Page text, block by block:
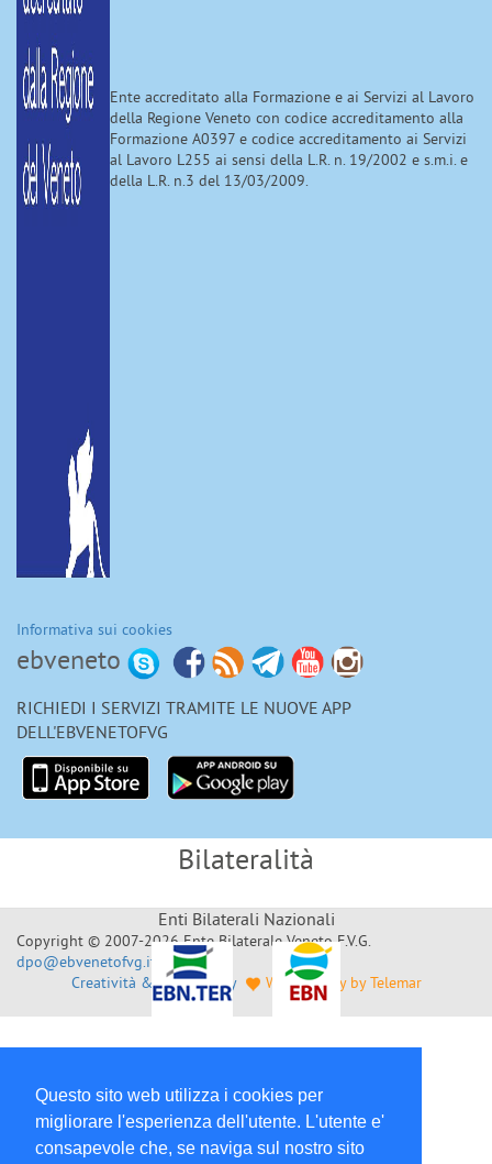
Questo sito web utilizza i cookies per
migliorare l'esperienza dell'utente. L'utente e'
consapevole che, se naviga sul nostro sito
Ente accreditato alla Formazione e ai Servizi al Lavoro
della Regione Veneto con codice accreditamento alla
Formazione A0397 e codice accreditamento ai Servizi
al Lavoro L255 ai sensi della L.R. n. 19/2002 e s.m.i. e
della L.R. n.3 del 13/03/2009.
Informativa sui cookies
ebveneto
RICHIEDI I SERVIZI TRAMITE LE NUOVE APP
DELL'EBVENETOFVG
Bilateralità
Enti Bilaterali Nazionali
Copyright © 2007-2026 Ente Bilaterale Veneto F.V.G.
dpo@ebvenetofvg.it
Creatività & Sviluppo by
Web Agency by Telemar